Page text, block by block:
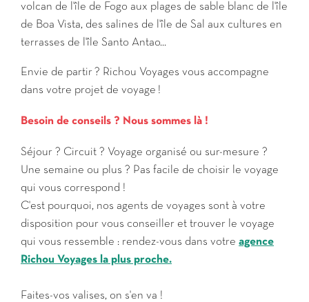
volcan de l'île de Fogo aux plages de sable blanc de l'île
de Boa Vista, des salines de l'île de Sal aux cultures en
terrasses de l'île Santo Antao...
Envie de partir ? Richou Voyages vous accompagne
dans votre projet de voyage !
Besoin de conseils ? Nous sommes là !
Séjour ? Circuit ? Voyage organisé ou sur-mesure ?
Une semaine ou plus ? Pas facile de choisir le voyage
qui vous correspond !
C'est pourquoi, nos agents de voyages sont à votre
disposition pour vous conseiller et trouver le voyage
qui vous ressemble : rendez-vous dans votre agence
Richou Voyages la plus proche.
Faites-vos valises, on s'en va !